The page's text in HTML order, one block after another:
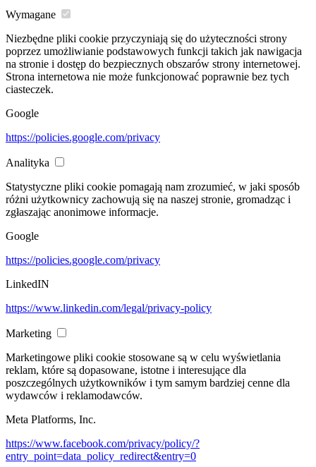
Wymagane
Niezbędne pliki cookie przyczyniają się do użyteczności strony
poprzez umożliwianie podstawowych funkcji takich jak nawigacja
na stronie i dostęp do bezpiecznych obszarów strony internetowej.
Strona internetowa nie może funkcjonować poprawnie bez tych
ciasteczek.
Google
https://policies.google.com/privacy
Analityka
Statystyczne pliki cookie pomagają nam zrozumieć, w jaki sposób
różni użytkownicy zachowują się na naszej stronie, gromadząc i
zgłaszając anonimowe informacje.
Google
https://policies.google.com/privacy
LinkedIN
https://www.linkedin.com/legal/privacy-policy
Marketing
Marketingowe pliki cookie stosowane są w celu wyświetlania
reklam, które są dopasowane, istotne i interesujące dla
poszczególnych użytkowników i tym samym bardziej cenne dla
wydawców i reklamodawców.
Meta Platforms, Inc.
https://www.facebook.com/privacy/policy/?
entry_point=data_policy_redirect&entry=0